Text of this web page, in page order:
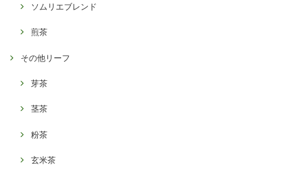
ソムリエブレンド
煎茶
その他リーフ
芽茶
茎茶
粉茶
玄米茶